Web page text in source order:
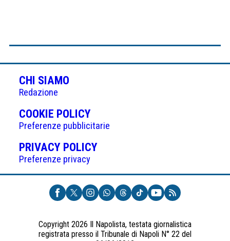
CHI SIAMO
Redazione
COOKIE POLICY(APRE
IN
UNA
NUOVA
Preferenze pubblicitarie
PRIVACY POLICY(APRE
UNA
NUOVA
SCHEDA)
Preferenze privacy
Copyright 2026 Il Napolista, testata giornalistica
registrata presso il Tribunale di Napoli N° 22 del